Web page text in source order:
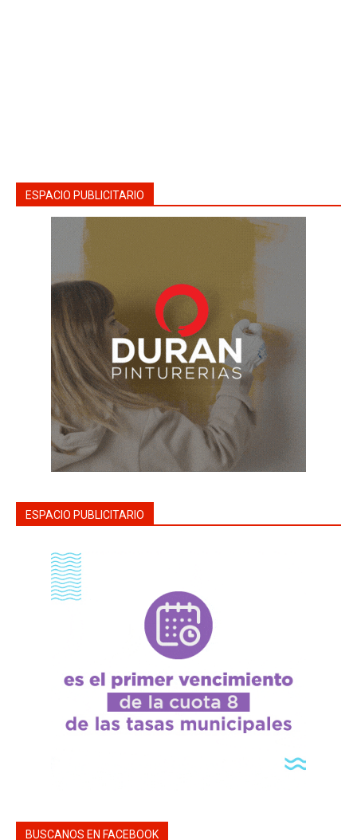
ESPACIO PUBLICITARIO
ESPACIO PUBLICITARIO
BUSCANOS EN FACEBOOK